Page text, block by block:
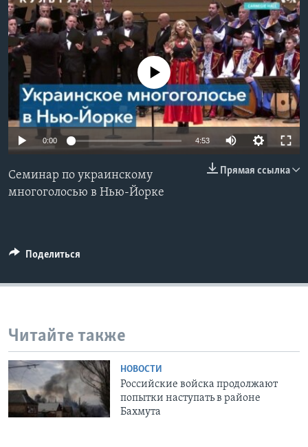
Learning English
СОЦИАЛЬНЫЕ СЕТИ
Языки
No media source currently available
0:00 4:53
Прямая ссылка
Семинар по украинскому
многоголосью в Нью-Йорке
Поделиться
Читайте также
НОВОСТИ
Российские войска продолжают
попытки наступать в районе
Бахмута